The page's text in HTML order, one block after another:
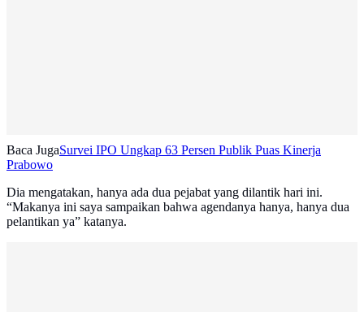
Baca JugaSurvei IPO Ungkap 63 Persen Publik Puas Kinerja
Prabowo
Dia mengatakan, hanya ada dua pejabat yang dilantik hari ini.
“Makanya ini saya sampaikan bahwa agendanya hanya, hanya dua
pelantikan ya” katanya.